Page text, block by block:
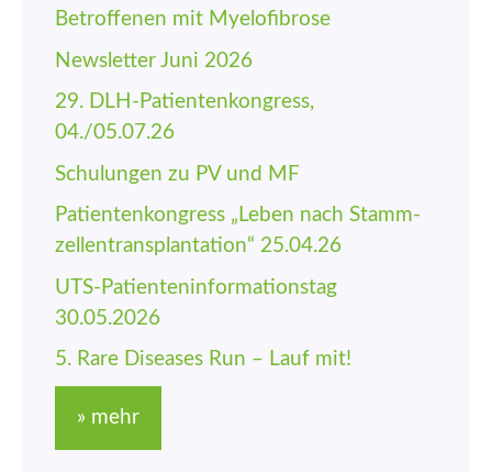
Betroffenen mit Myelofibrose
Newsletter Juni 2026
29. DLH-Patienten­kongress,
04./05.07.26
Schulungen zu PV und MF
Patienten­kongress „Leben nach Stamm­
zellen­trans­plantation“ 25.04.26
UTS-Patienten­informations­tag
30.05.2026
5. Rare Diseases Run – Lauf mit!
» mehr